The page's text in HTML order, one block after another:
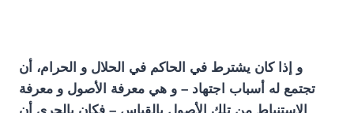
و إذا كان يشترط في الحاكم في الحلال و الحرام، أن
تجتمع له أسباب اجتهاد – و هي معرفة الأصول و معرفة